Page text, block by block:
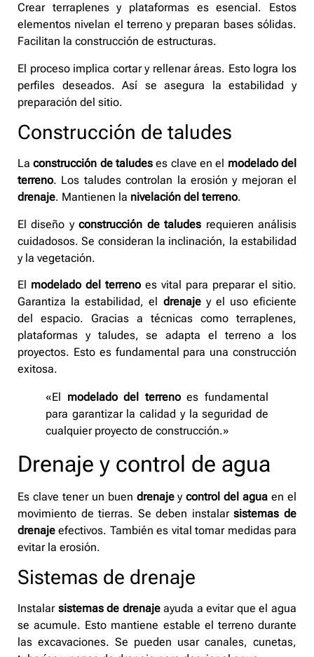
Crear terraplenes y plataformas es esencial. Estos
elementos nivelan el terreno y preparan bases sólidas.
Facilitan la construcción de estructuras.
El proceso implica cortar y rellenar áreas. Esto logra los
perfiles deseados. Así se asegura la estabilidad y
preparación del sitio.
Construcción de taludes
Laconstrucción de taludes es clave en el modelado del
terreno. Los taludes controlan la erosión y mejoran el
drenaje. Mantienen la nivelación del terreno.
El diseño yconstrucción de taludes requieren análisis
cuidadosos. Se consideran la inclinación, la estabilidad
y la vegetación.
El modelado del terreno es vital para preparar el sitio.
Garantiza la estabilidad, el drenajey el uso eficiente
del espacio. Gracias a técnicas como terraplenes,
plataformas y taludes, se adapta el terreno a los
proyectos. Esto es fundamental para una construcción
exitosa.
«El modelado del terrenoes fundamental
para garantizar la calidad y la seguridad de
cualquier proyecto de construcción.»
Drenaje y control de agua
Es clave tener un buen drenajeycontrol del agua en el
movimiento de tierras. Se deben instalarsistemas de
drenaje efectivos. También es vital tomar medidas para
evitar la erosión.
Sistemas de drenaje
Instalar sistemas de drenajeayuda a evitar que el agua
se acumule. Esto mantiene estable el terreno durante
las excavaciones. Se pueden usar canales, cunetas,